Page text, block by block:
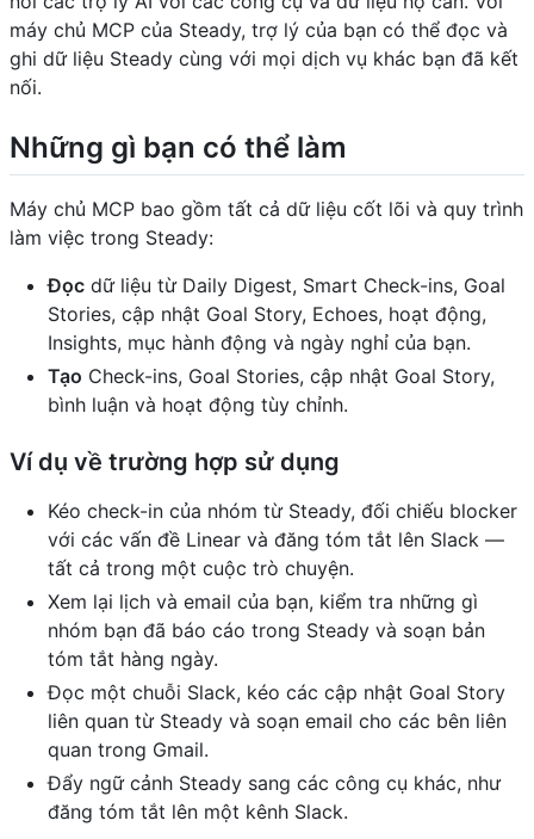
máy chủ MCP của Steady, trợ lý của bạn có thể đọc và
ghi dữ liệu Steady cùng với mọi dịch vụ khác bạn đã kết
nối.
Những gì bạn có thể làm
Máy chủ MCP bao gồm tất cả dữ liệu cốt lõi và quy trình
làm việc trong Steady:
Đọc dữ liệu từ Daily Digest, Smart Check-ins, Goal
Stories, cập nhật Goal Story, Echoes, hoạt động,
Insights, mục hành động và ngày nghỉ của bạn.
Tạo Check-ins, Goal Stories, cập nhật Goal Story,
bình luận và hoạt động tùy chỉnh.
Ví dụ về trường hợp sử dụng
Kéo check-in của nhóm từ Steady, đối chiếu blocker
với các vấn đề Linear và đăng tóm tắt lên Slack —
tất cả trong một cuộc trò chuyện.
Xem lại lịch và email của bạn, kiểm tra những gì
nhóm bạn đã báo cáo trong Steady và soạn bản
tóm tắt hàng ngày.
Đọc một chuỗi Slack, kéo các cập nhật Goal Story
liên quan từ Steady và soạn email cho các bên liên
quan trong Gmail.
Đẩy ngữ cảnh Steady sang các công cụ khác, như
đăng tóm tắt lên một kênh Slack.